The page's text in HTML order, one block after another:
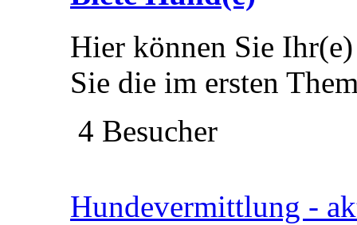
Hier können Sie
Sie die im ersten
4 Besucher
Hundevermittlung -